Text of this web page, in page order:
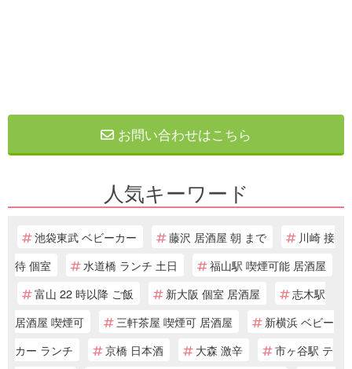
お問い合わせはこちら
人気キーワード
池袋東武 ベビーカー 藤沢 居酒屋 朝 まで
川崎 接
待 個室
水道橋 ランチ 土日
福山駅 喫煙可能 居酒屋
富山 22 時以降 ご飯
新大阪 個室 居酒屋
志木駅
居酒屋 喫煙可
三軒茶屋 喫煙可 居酒屋
新横浜 ベビー
カー ランチ
京橋 日本酒 大森 激辛
市ヶ谷駅 テ